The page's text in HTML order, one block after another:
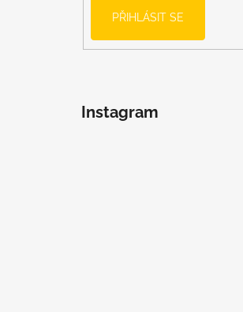
PŘIHLÁSIT SE
Instagram